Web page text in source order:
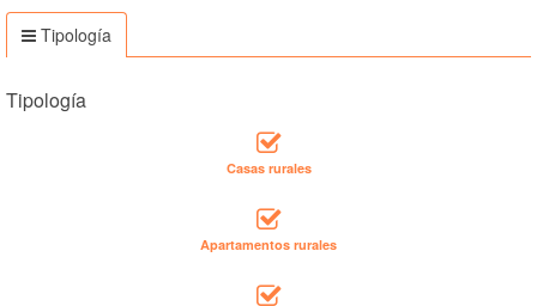
Tipología
Tipología
Casas rurales
Apartamentos rurales